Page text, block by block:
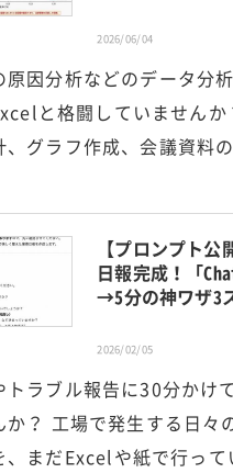
2026/06/04
因分析などのデータ分析
と格闘していませんか
、グラフ作成、会議資
【プロンプト
日報完成！「
→5分の神ワザ3
2026/02/05
トラブル報告に30分かけ
か？ 工場で発生する日々
、まだExcelや紙で行っ